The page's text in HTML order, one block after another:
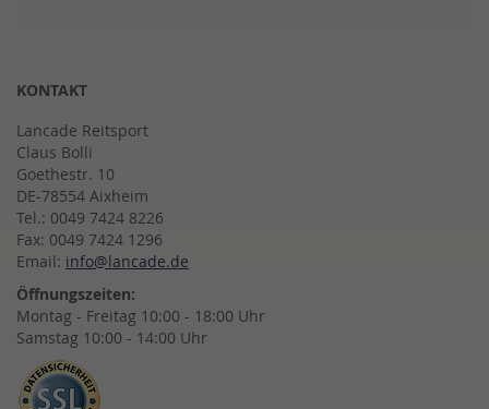
KONTAKT
Lancade Reitsport
Claus Bolli
Goethestr. 10
DE-78554 Aixheim
Tel.: 0049 7424 8226
Fax: 0049 7424 1296
Email: info@lancade.de
Öffnungszeiten:
Montag - Freitag 10:00 - 18:00 Uhr
Samstag 10:00 - 14:00 Uhr